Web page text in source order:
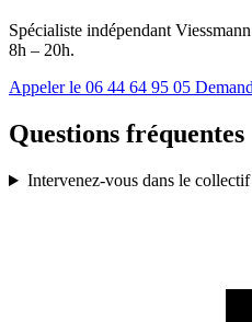
Spécialiste indépendant
8h – 20h.
Appeler le 06 44 64 95 05
Questions fréquentes
Intervenez-vous dans le